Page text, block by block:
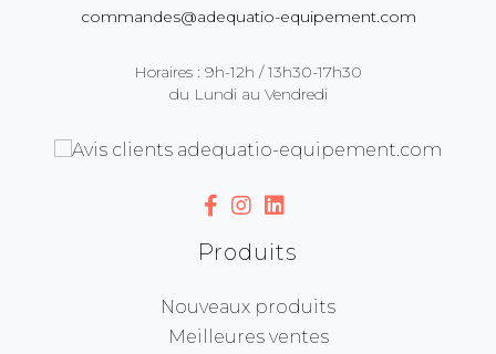
commandes@adequatio-equipement.com
Horaires : 9h-12h / 13h30-17h30
du Lundi au Vendredi
Produits
Nouveaux produits
Meilleures ventes